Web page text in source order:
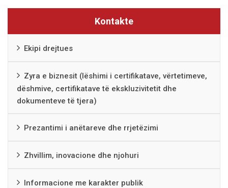
Kontakte
Ekipi drejtues
Zyra e biznesit (lëshimi i certifikatave, vërtetimeve,
dëshmive, certifikatave të ekskluzivitetit dhe
dokumenteve të tjera)
Prezantimi i anëtareve dhe rrjetëzimi
Zhvillim, inovacione dhe njohuri
Informacione me karakter publik